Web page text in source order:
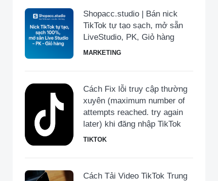
Shopacc.studio | Bán nick
TikTok tự tạo sạch, mở sẵn
LiveStudio, PK, Giỏ hàng
MARKETING
Cách Fix lỗi truy cập thường
xuyên (maximum number of
attempts reached. try again
later) khi đăng nhập TikTok
TIKTOK
Cách Tải Video TikTok Trung